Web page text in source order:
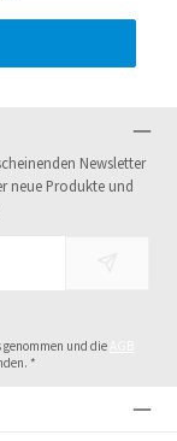
Newsletter
neue Produkte und
und die
*